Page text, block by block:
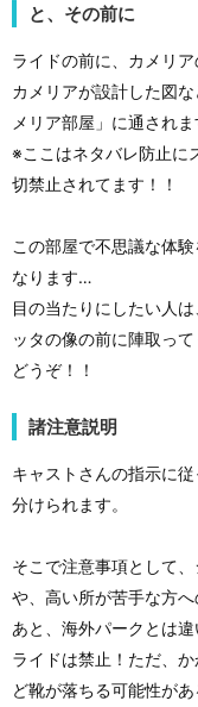
と、その前に
ライドの前に、カメリ
カメリアが設計した図
メリア部屋」に通されま
※ここはネタバレ防止に
切禁止されてます！！
この部屋で不思議な体
なります…
目の当たりにしたい人
ッタの像の前に陣取っ
どうぞ！！
諸注意説明
キャストさんの指示に
分けられます。
そこで注意事項として
や、高い所が苦手な方へ
あと、海外パークとは
ライドは禁止！ただ、
ど靴が落ちる可能性が